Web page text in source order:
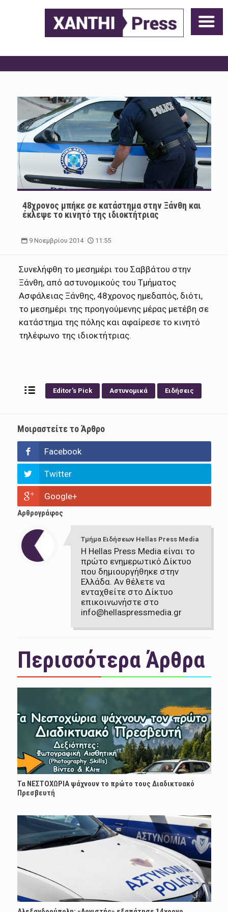
48χρονος μπήκε σε κατάστημα στην Ξάνθη και
έκλεψε το κινητό της ιδιοκτήτριας
9 Νοεμβρίου 2014 11:55
Συνελήφθη το μεσημέρι του Σαββάτου στην
Ξάνθη, από αστυνομικούς του Τμήματος
Ασφάλειας Ξάνθης,48χρονος ημεδαπός, διότι,
το μεσημέρι της προηγούμενης μέρας μετέβη σε
κατάστημα της πόλης και αφαίρεσε το κινητό
τηλέφωνο της ιδιοκτήτριας.
Editor's Pick Αστυνομικά Ειδήσεις
Μοιραστείτε το Άρθρο
Facebook
Twitter
Google+
Αρθρογράφος
Τμήμα Ειδήσεων Hellas Press Media
Η Hellas Press Media είναι το
πρώτο ενημερωτικό Δίκτυο
που δημιουργήθηκε στην
Ελλάδα. Αν θέλετε να
ενταχθείτε στο Δίκτυο
επικοινωνήστε στο
info@hellaspressmedia.gr
Περισσότερα Άρθρα
Τα ΝΕΣΤΟΧΩΡΙΑ ψάχνουν το πρώτο τους Διαδικτυακό
Πρεσβευτή